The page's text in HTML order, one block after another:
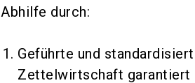
Abhilfe durch:
Geführte und
Zettelwirtschaft garantiert